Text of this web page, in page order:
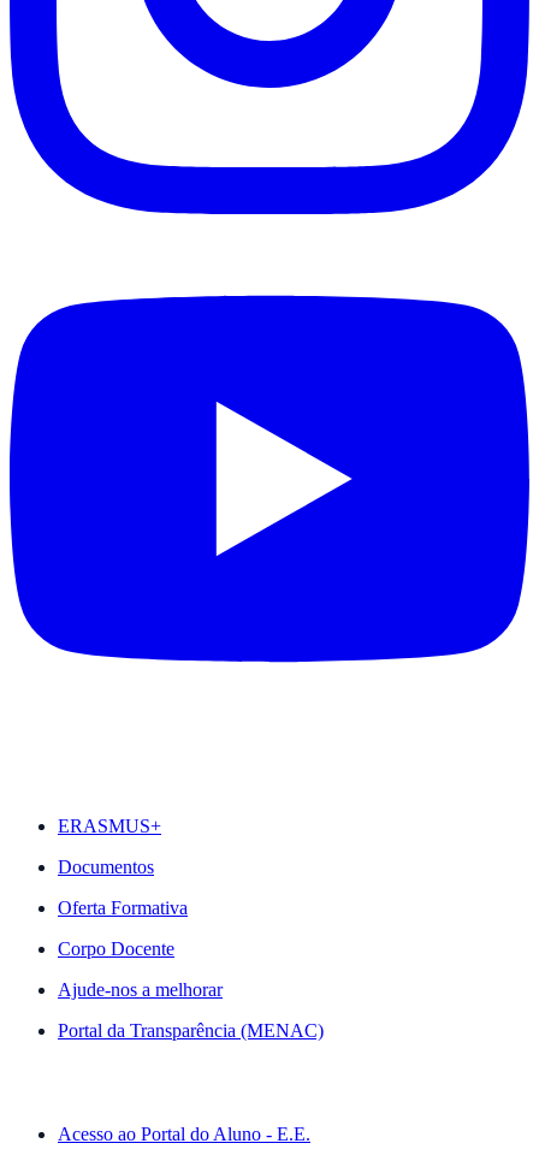
ERASMUS+
Documentos
Oferta Formativa
Corpo Docente
Ajude-nos a melhorar
Portal da Transparência (MENAC)
Acesso ao Portal do Aluno - E.E.